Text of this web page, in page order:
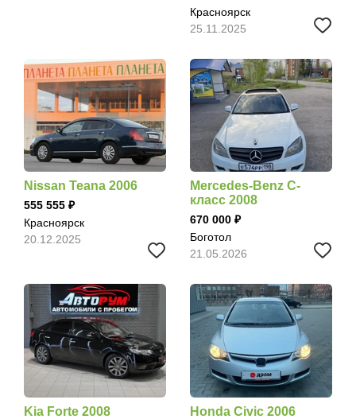
Красноярск
25.11.2025
Nissan Teana 2006
555 555
Красноярск
20.12.2025
Mercedes-Benz C-
класс 2008
670 000
Боготол
21.05.2026
Kia Forte 2008 Honda Civic 2006